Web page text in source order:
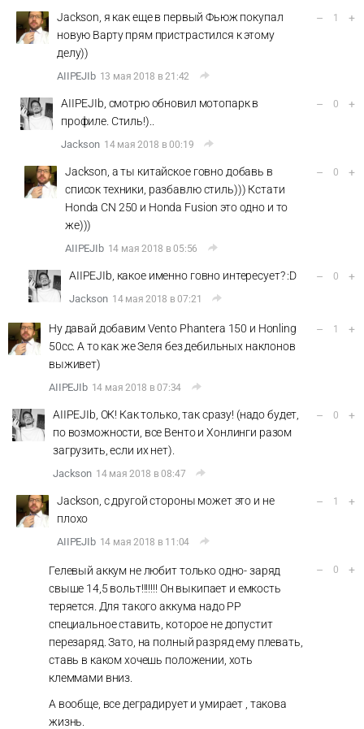
Jackson, я как еще в первый Фьюж покупал
новую Варту прям пристрастился к этому
делу))
AIIPEJIb 13 мая 2018 в 21:42
– 1 +
AIIPEJIb, смотрю обновил мотопарк в
профиле. Стиль!)..
Jackson 14 мая 2018 в 00:19
– 0 +
Jackson, а ты китайское говно добавь в
список техники, разбавлю стиль))) Кстати
Honda CN 250 и Honda Fusion это одно и то
же)))
AIIPEJIb 14 мая 2018 в 05:56
– 0 +
AIIPEJIb, какое именно говно интересует? :D
Jackson 14 мая 2018 в 07:21
– 0 +
Ну давай добавим Vento Phantera 150 и Honling
50cc. А то как же Зеля без дебильных наклонов
выживет)
AIIPEJIb 14 мая 2018 в 07:34
– 1 +
AIIPEJIb, ОК! Как только, так сразу! (надо будет,
по возможности, все Венто и Хонлинги разом
загрузить, если их нет).
Jackson 14 мая 2018 в 08:47
– 0 +
Jackson, с другой стороны может это и не
плохо
AIIPEJIb 14 мая 2018 в 11:04
– 1 +
Гелевый аккум не любит только одно- заряд
свыше 14,5 вольт!!!!!!! Он выкипает и емкость
теряется. Для такого аккума надо РР
специальное ставить, которое не допустит
перезаряд. Зато, на полный разряд ему плевать,
ставь в каком хочешь положении, хоть
клеммами вниз.
А вообще, все деградирует и умирает , такова
жизнь.
– 0 +